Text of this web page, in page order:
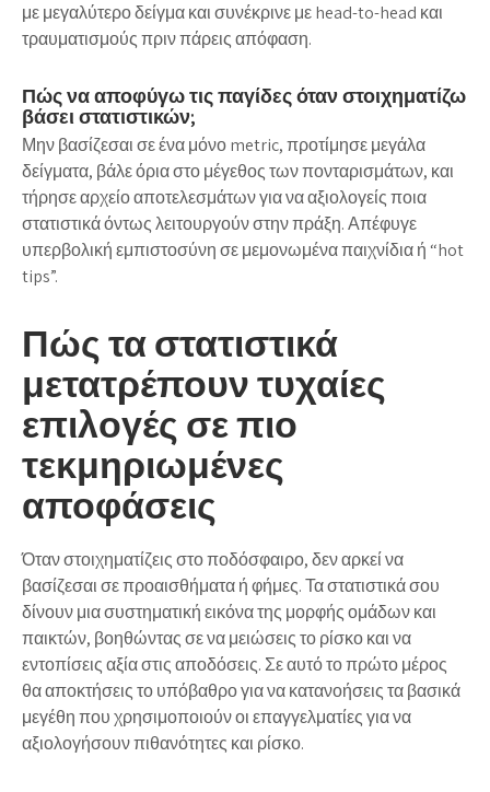
με μεγαλύτερο δείγμα και συνέκρινε με head-to-head και
τραυματισμούς πριν πάρεις απόφαση.
Πώς να αποφύγω τις παγίδες όταν στοιχηματίζω
βάσει στατιστικών;
Μην βασίζεσαι σε ένα μόνο metric, προτίμησε μεγάλα
δείγματα, βάλε όρια στο μέγεθος των πονταρισμάτων, και
τήρησε αρχείο αποτελεσμάτων για να αξιολογείς ποια
στατιστικά όντως λειτουργούν στην πράξη. Απέφυγε
υπερβολική εμπιστοσύνη σε μεμονωμένα παιχνίδια ή “hot
tips”.
Πώς τα στατιστικά
μετατρέπουν τυχαίες
επιλογές σε πιο
τεκμηριωμένες
αποφάσεις
Όταν στοιχηματίζεις στο ποδόσφαιρο, δεν αρκεί να
βασίζεσαι σε προαισθήματα ή φήμες. Τα στατιστικά σου
δίνουν μια συστηματική εικόνα της μορφής ομάδων και
παικτών, βοηθώντας σε να μειώσεις το ρίσκο και να
εντοπίσεις αξία στις αποδόσεις. Σε αυτό το πρώτο μέρος
θα αποκτήσεις το υπόβαθρο για να κατανοήσεις τα βασικά
μεγέθη που χρησιμοποιούν οι επαγγελματίες για να
αξιολογήσουν πιθανότητες και ρίσκο.